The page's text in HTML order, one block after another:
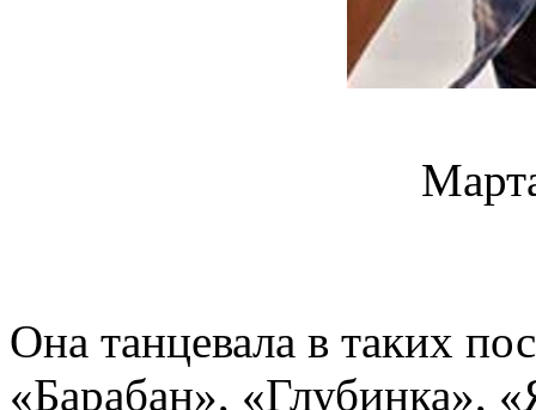
Она танцевала в таких
«Барабан», «Глубинка»,